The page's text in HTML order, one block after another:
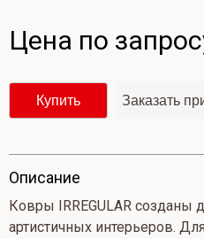
Цена по
Купить Заказать
Опиcание
Ковры IRREGULAR созданы
артистичных интерьеров.